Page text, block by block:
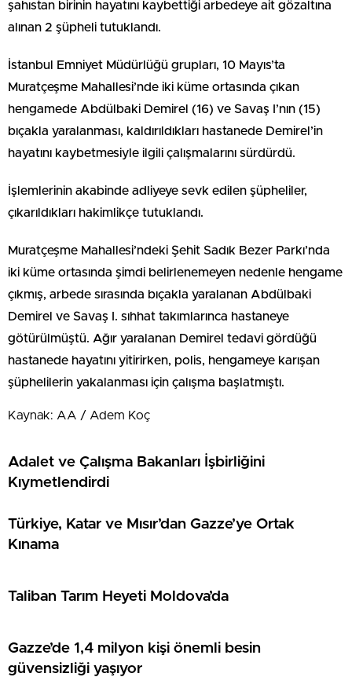
şahıstan birinin hayatını kaybettiği arbedeye ait gözaltına
alınan 2 şüpheli tutuklandı.
İstanbul Emniyet Müdürlüğü grupları, 10 Mayıs’ta
Muratçeşme Mahallesi’nde iki küme ortasında çıkan
hengamede Abdülbaki Demirel (16) ve Savaş I’nın (15)
bıçakla yaralanması, kaldırıldıkları hastanede Demirel’in
hayatını kaybetmesiyle ilgili çalışmalarını sürdürdü.
İşlemlerinin akabinde adliyeye sevk edilen şüpheliler,
çıkarıldıkları hakimlikçe tutuklandı.
Muratçeşme Mahallesi’ndeki Şehit Sadık Bezer Parkı’nda
iki küme ortasında şimdi belirlenemeyen nedenle hengame
çıkmış, arbede sırasında bıçakla yaralanan Abdülbaki
Demirel ve Savaş I. sıhhat takımlarınca hastaneye
götürülmüştü. Ağır yaralanan Demirel tedavi gördüğü
hastanede hayatını yitirirken, polis, hengameye karışan
şüphelilerin yakalanması için çalışma başlatmıştı.
Kaynak: AA / Adem Koç
Adalet ve Çalışma Bakanları İşbirliğini
Kıymetlendirdi
Türkiye, Katar ve Mısır’dan Gazze’ye Ortak
Kınama
Taliban Tarım Heyeti Moldova’da
Gazze’de 1,4 milyon kişi önemli besin
güvensizliği yaşıyor